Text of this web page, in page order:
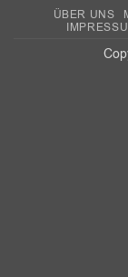
ÜBER UNS